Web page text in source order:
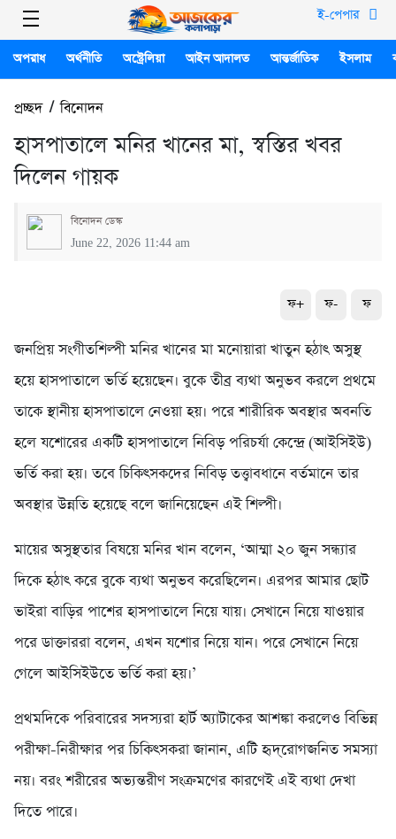
ই-পেপার
অপরাধ অর্থনীতি অস্ট্রেলিয়া আইন আদালত আন্তর্জাতিক ইসলাম
প্রচ্ছদ/বিনোদন
হাসপাতালে মনির খানের মা, স্বস্তির খবর
দিলেন গায়ক
বিনোদন ডেস্ক
June 22, 2026 11:44 am
ফ+ ফ- ফ
জনপ্রিয় সংগীতশিল্পী মনির খানের মা মনোয়ারা খাতুন হঠাৎ অসুস্থ
হয়ে হাসপাতালে ভর্তি হয়েছেন। বুকে তীব্র ব্যথা অনুভব করলে প্রথমে
তাকে স্থানীয় হাসপাতালে নেওয়া হয়। পরে শারীরিক অবস্থার অবনতি
হলে যশোরের একটি হাসপাতালে নিবিড় পরিচর্যা কেন্দ্রে (আইসিইউ)
ভর্তি করা হয়। তবে চিকিৎসকদের নিবিড় তত্ত্বাবধানে বর্তমানে তার
অবস্থার উন্নতি হয়েছে বলে জানিয়েছেন এই শিল্পী।
মায়ের অসুস্থতার বিষয়ে মনির খান বলেন, ‘আম্মা ২০ জুন সন্ধ্যার
দিকে হঠাৎ করে বুকে ব্যথা অনুভব করেছিলেন। এরপর আমার ছোট
ভাইরা বাড়ির পাশের হাসপাতালে নিয়ে যায়। সেখানে নিয়ে যাওয়ার
পরে ডাক্তাররা বলেন, এখন যশোর নিয়ে যান। পরে সেখানে নিয়ে
গেলে আইসিইউতে ভর্তি করা হয়।’
প্রথমদিকে পরিবারের সদস্যরা হার্ট অ্যাটাকের আশঙ্কা করলেও বিভিন্ন
পরীক্ষা-নিরীক্ষার পর চিকিৎসকরা জানান, এটি হৃদ্‌রোগজনিত সমস্যা
নয়। বরং শরীরের অভ্যন্তরীণ সংক্রমণের কারণেই এই ব্যথা দেখা
দিতে পারে।